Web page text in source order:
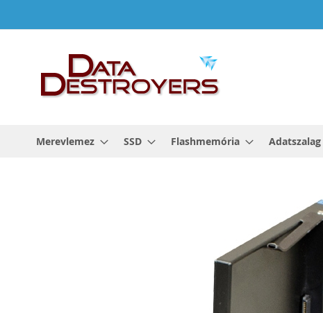
a
Merevlemez SSD Flashmemória Adatszalag